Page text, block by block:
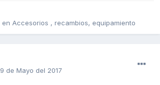
en Accesorios , recambios, equipamiento
9 de Mayo del 2017